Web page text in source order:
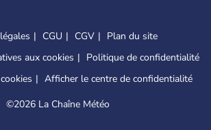
CGU CGV
Plan du site
aux cookies
Politique de confidentialité
Afficher le centre de confidentialité
©2026 La Chaîne Météo